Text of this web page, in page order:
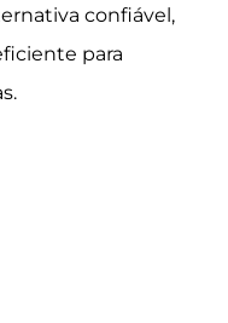
confiável,
para